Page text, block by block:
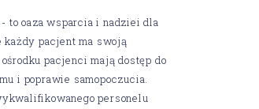
to oaza wsparcia i nadziei dla
każdy pacjent ma swoją
pacjenci mają dostęp do
i poprawie samopoczucia.
personelu